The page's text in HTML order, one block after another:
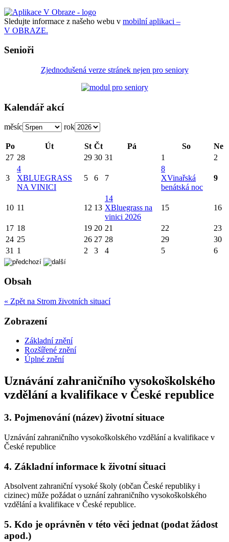
Sledujte informace z našeho webu v mobilní aplikaci –
V OBRAZE.
Senioři
Zjednodušená verze stránek nejen pro seniory
Kalendář akcí
měsíc rok
Po Út St Čt Pá So
Ne
27 28 29 30 31 1 2
3
4
XBLUEGRASS
NA VINICI
5 6 7
8
XVinařská
benátská noc
9
10 11 12 13
14
XBluegrass na
vinici 2026
15 16
17 18 19 20 21 22
23
24 25 26 27 28 29
30
31 1 2 3 4 5 6
Obsah
« Zpět na Strom životních situací
Zobrazení
Základní znění
Rozšířené znění
Úplné znění
Uznávání zahraničního vysokoškolského
vzdělání a kvalifikace v České republice
3. Pojmenování (název) životní situace
Uznávání zahraničního vysokoškolského vzdělání a kvalifikace v
České republice
4. Základní informace k životní situaci
Absolvent zahraniční vysoké školy (občan České republiky i
cizinec) může požádat o uznání zahraničního vysokoškolského
vzdělání a kvalifikace v České republice.
5. Kdo je oprávněn v této věci jednat (podat žádost
apod.)